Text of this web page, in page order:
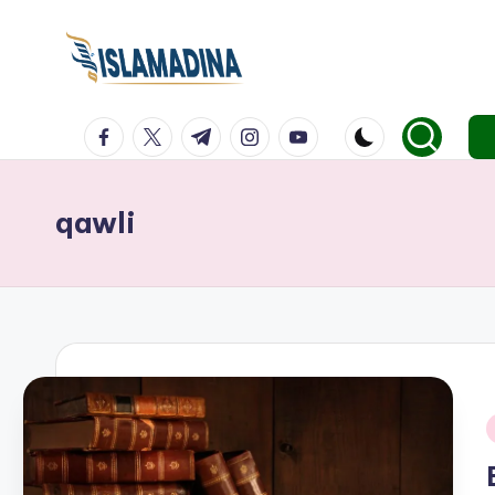
facebook.com
twitter.com
t.me instagram.com
youtube.com
qawli